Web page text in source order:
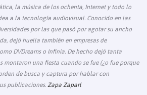
la música de los ochenta, Internet y todo lo
a la tecnología audiovisual. Conocido en las
por las que pasó por agotar su ancho
dejó huella también en empresas de
DVDreams o Infinia. De hecho dejó tanta
montaron una fiesta cuando se fue (¿o fue porque
de busca y captura por hablar con
publicaciones. Zapa Zaparl